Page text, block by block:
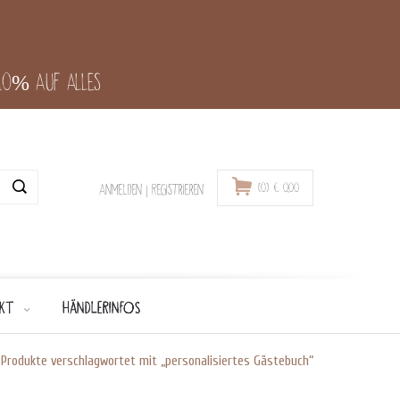
auf alles
Anmelden | Registrieren (0) € 0,00
HÄNDLERINFOS
Produkte verschlagwortet mit „personalisiertes Gästebuch“